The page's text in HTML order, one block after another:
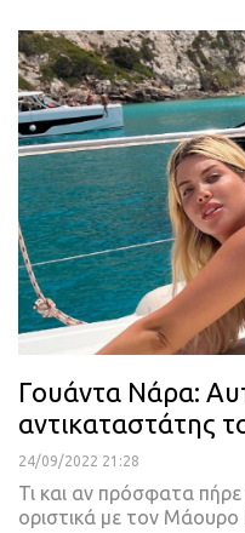
Γουάντα Νάρα:
αντικαταστάτης
24/09/2022 21:28
Τι και αν πρόσφατα
οριστικά με τον Μάουρο